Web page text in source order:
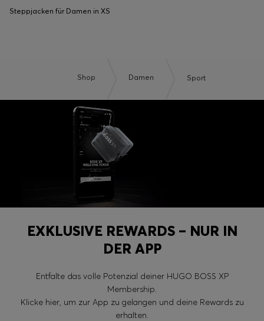
Steppjacken für Damen in XS
Shop Damen Sport
EXKLUSIVE REWARDS – NUR IN
DER APP
Entfalte das volle Potenzial deiner HUGO BOSS XP
Membership.
Klicke hier, um zur App zu gelangen und deine Rewards zu
erhalten.